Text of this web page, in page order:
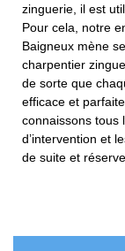
zinguerie, il est
Pour cela, notre
Baigneux mène
charpentier
de sorte que
efficace et
connaissons tous
d’intervention et
de suite et